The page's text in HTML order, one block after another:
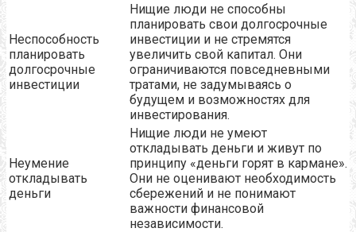
Неспособность
планировать
долгосрочные
инвестиции
Нищие люди не способны
планировать свои долгосрочные
инвестиции и не стремятся
увеличить свой капитал. Они
ограничиваются повседневными
тратами, не задумываясь о
будущем и возможностях для
инвестирования.
Неумение
откладывать
деньги
Нищие люди не умеют
откладывать деньги и живут по
принципу «деньги горят в кармане».
Они не оценивают необходимость
сбережений и не понимают
важности финансовой
независимости.